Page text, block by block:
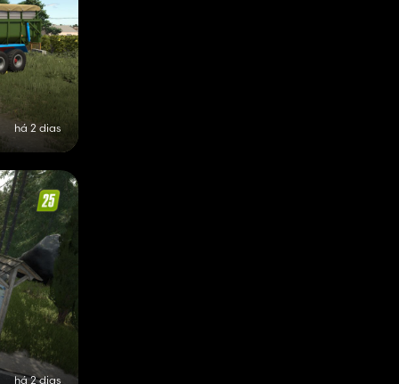
há 2 dias
há 2 dias